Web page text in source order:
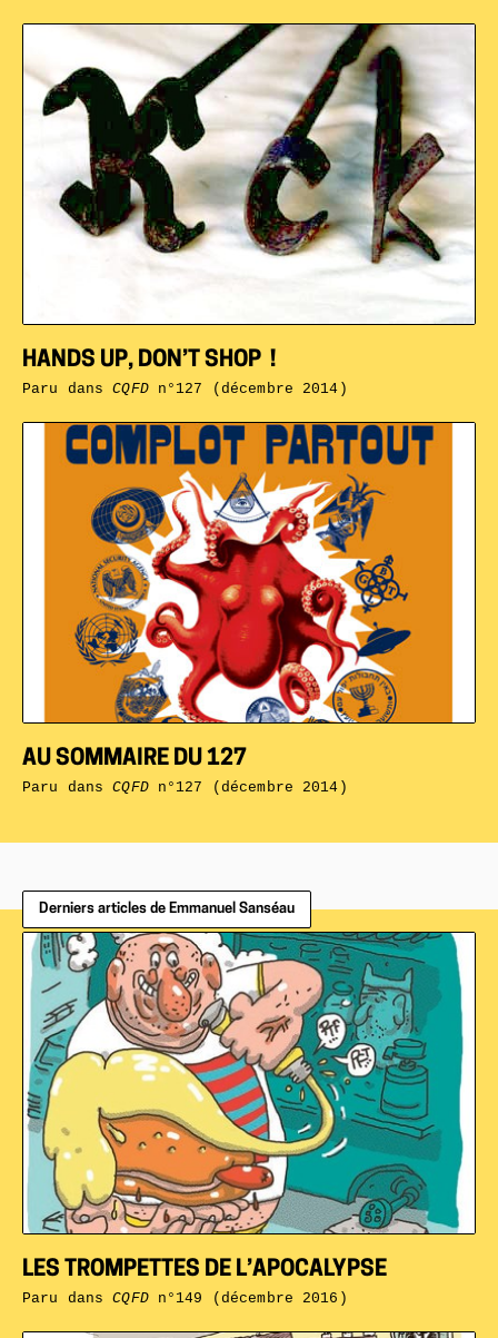
AU SOMMAIRE DU 127
Paru dansCQFDn°127 (décembre 2014)
HANDS UP, DON’T SHOP !
Paru dansCQFDn°127 (décembre 2014)
Derniers articles de Emmanuel Sanséau
LES TROMPETTES DE L’APOCALYPSE
Paru dansCQFDn°149 (décembre 2016)